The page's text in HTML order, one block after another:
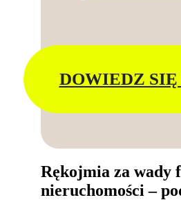
DOWIEDZ
Rękojmia za wady
nieruchomości –